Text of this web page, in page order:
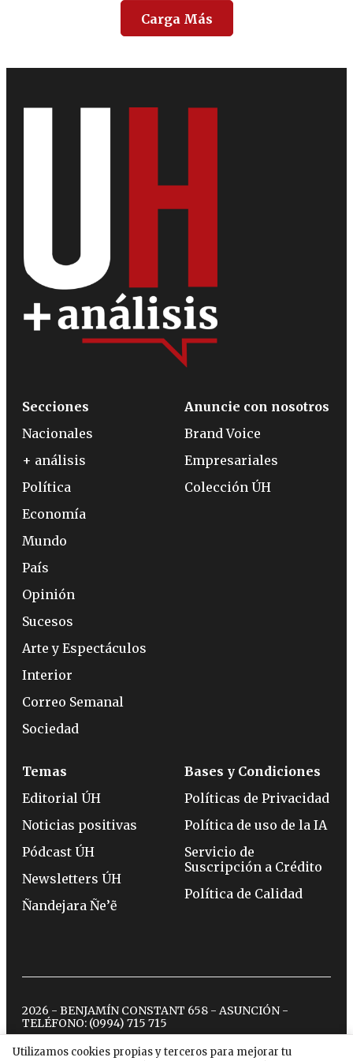
Carga Más
Utilizamos cookies propias y terceros para mejorar tu
Secciones
Nacionales
+ análisis
Política
Economía
Mundo
País
Opinión
Sucesos
Arte y Espectáculos
Interior
Correo Semanal
Sociedad
Anuncie con nosotros
Brand Voice
Empresariales
Colección ÚH
Temas
Editorial ÚH
Noticias positivas
Pódcast ÚH
Newsletters ÚH
Ñandejara Ñe’ẽ
Bases y Condiciones
Políticas de Privacidad
Política de uso de la IA
Servicio de
Suscripción a Crédito
Política de Calidad
2026 - BENJAMÍN CONSTANT 658 - ASUNCIÓN -
TELÉFONO: (0994) 715 715